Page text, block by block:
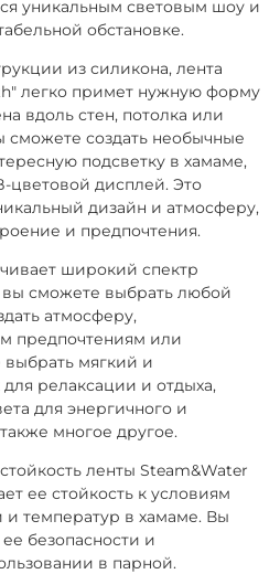
уникальным световым шоу и
обстановке.
из силикона, лента
легко примет нужную форму
вдоль стен, потолка или
сможете создать необычные
подсветку в хамаме,
цветовой дисплей. Это
дизайн и атмосферу,
и предпочтения.
широкий спектр
вы сможете выбрать любой
атмосферу,
предпочтениям или
мягкий и
релаксации и отдыха,
для энергичного и
многое другое.
ленты Steam&Water
ее стойкость к условиям
температур в хамаме. Вы
безопасности и
в парной.